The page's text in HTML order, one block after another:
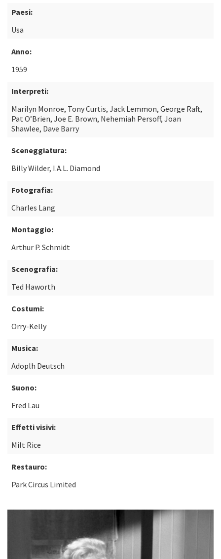
Paesi:
Usa
Anno:
1959
Interpreti:
Marilyn Monroe, Tony Curtis, Jack Lemmon, George Raft,
Pat O’Brien, Joe E. Brown, Nehemiah Persoff, Joan
Shawlee, Dave Barry
Sceneggiatura:
Billy Wilder, I.A.L. Diamond
Fotografia:
Charles Lang
Montaggio:
Arthur P. Schmidt
Scenografia:
Ted Haworth
Costumi:
Orry-Kelly
Musica:
Adoplh Deutsch
Suono:
Fred Lau
Effetti visivi:
Milt Rice
Restauro:
Park Circus Limited